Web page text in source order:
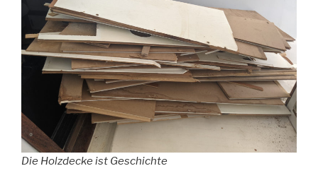
Die Holzdecke ist Geschichte